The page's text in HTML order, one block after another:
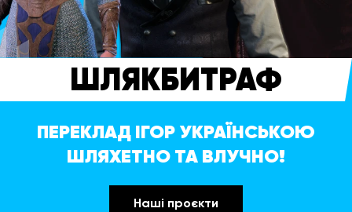
ШЛЯКБИТРАФ
ПЕРЕКЛАД ІГОР УКРАЇНСЬКОЮ
ШЛЯХЕТНО ТА ВЛУЧНО!
Наші проєкти